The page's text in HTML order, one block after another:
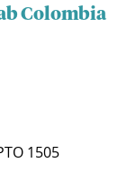
Colombia
1505